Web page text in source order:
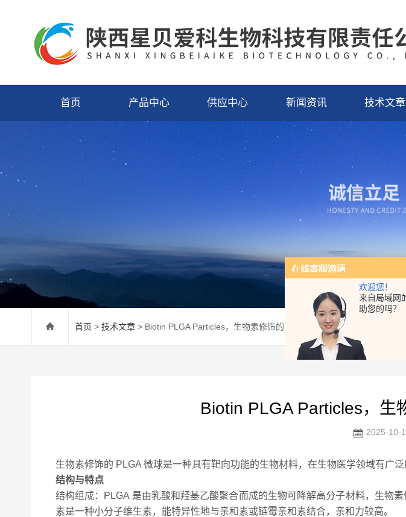
欢迎您！
来自局域网
助您的吗？
首页 产品中心 供应中心 新闻资讯 技术文章
首页 > 技术文章 > Biotin PLGA Particles，生物素修饰的PLGA微球的描述
Biotin PLGA Particles，生
2025-10-
生物素修饰的 PLGA 微球是一种具有靶向功能的生物材料，在生物医学领域有广泛
结构与特点
结构组成：PLGA 是由乳酸和羟基乙酸聚合而成的生物可降解高分子材料，生物
素是一种小分子维生素，能特异性地与亲和素或链霉亲和素结合，亲和力较高。